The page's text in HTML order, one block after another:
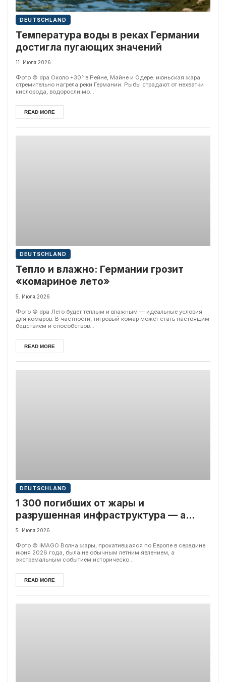
DEUTSCHLAND
Температура воды в реках Германии
достигла пугающих значений
11. Июля 2026
Фото © dpa Около +30° в Рейне, Майне и Одере: июньская жара
стремительно нагрела реки Германии. Рыбы страдают от нехватки
кислорода, водоросли мо...
READ MORE
DEUTSCHLAND
Тепло и влажно: Германии грозит
«комариное лето»
5. Июля 2026
Фото © dpa Лето будет тёплым и влажным — идеальные условия
для комаров. В частности, тигровый комар может стать настоящим
бедствием и способствов...
READ MORE
DEUTSCHLAND
1 300 погибших от жары и
разрушенная инфраструктура — а
Германия ведет себя так, будто все в
5. Июля 2026
Фото © IMAGO Волна жары, прокатившаяся по Европе в середине
июня 2026 года, была не обычным летним явлением, а
экстремальным событием историческо...
READ MORE